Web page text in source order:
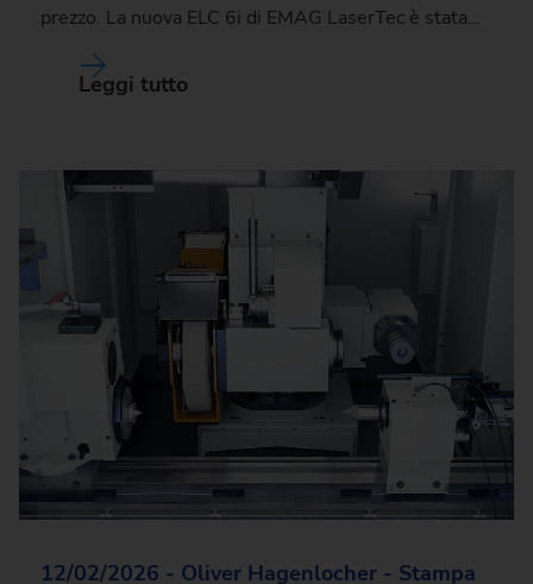
prezzo. La nuova ELC 6i di EMAG LaserTec è stata…
Leggi tutto
12/02/2026 - Oliver Hagenlocher - Stampa